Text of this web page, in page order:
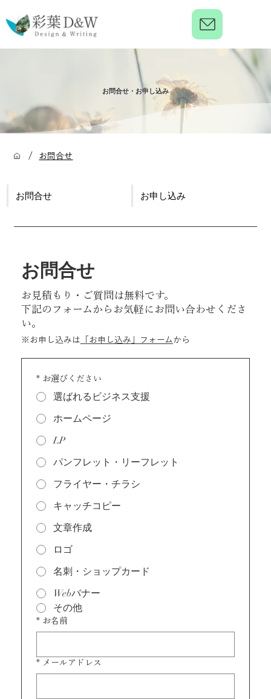
お問合せ・お申し込み
/ お問合せ
お問合せ お申し込み
お問合せ
お見積もり・ご質問は無料です。
下記のフォームからお気軽にお問い合わせくださ
い。
※お申し込みは 「お申し込み」フォーム から
* お選びください
選ばれるビジネス支援
ホームページ
LP
パンフレット・リーフレット
フライヤー・チラシ
キャッチコピー
文章作成
ロゴ
名刺・ショップカード
Webバナー
その他
* お名前
* メールアドレス